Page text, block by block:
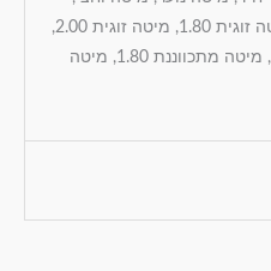
מיטה זוגית 1.60, מיטה זוגית 1.80, מיטה זוגית 2.00,
מיטה מתכווננת 1.60, מיטה מתכווננת 1.80, מיטה